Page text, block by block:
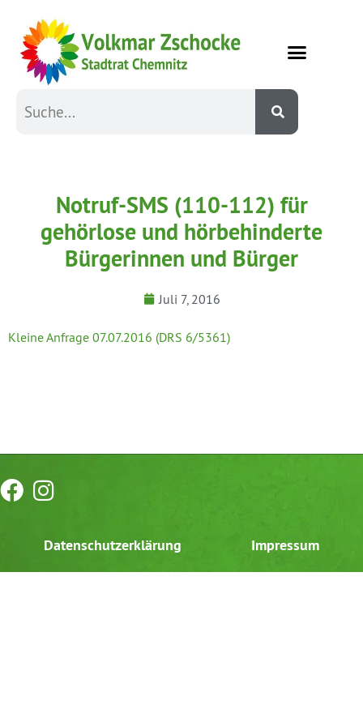
Notruf-SMS (110-112) für
gehörlose und hörbehinderte
Bürgerinnen und Bürger
Juli 7, 2016
Kleine Anfrage 07.07.2016 (DRS 6/5361)
Datenschutzerklärung Impressum